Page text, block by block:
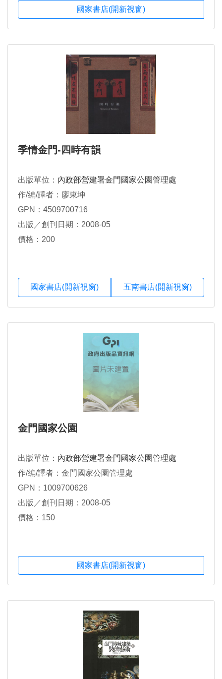
國家書店(開新視窗)
季情金門-四時有韻
出版單位： 內政部營建署金門國家公園管理處
作/編/譯者：廖東坤
GPN：4509700716
出版／創刊日期：2008-05
價格：200
國家書店(開新視窗) 五南書店(開新視窗)
金門國家公園
出版單位： 內政部營建署金門國家公園管理處
作/編/譯者：金門國家公園管理處
GPN：1009700626
出版／創刊日期：2008-05
價格：150
國家書店(開新視窗)